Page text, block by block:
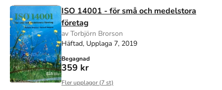
ISO 14001 - för små och medelstora
företag
av Torbjörn Brorson
Häftad, Upplaga 7, 2019
Begagnad
359 kr
Fler upplagor (7st)